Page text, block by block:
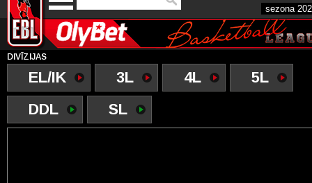
DIVĪZIJAS
EL/IK 3L 4L
5L
DDL
SL